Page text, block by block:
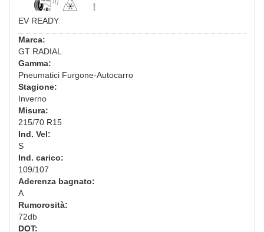
EV READY
Marca:
GT RADIAL
Gamma:
Pneumatici Furgone-Autocarro
Stagione:
Inverno
Misura:
215/70 R15
Ind. Vel:
S
Ind. carico:
109/107
Aderenza bagnato:
A
Rumorosità:
72db
DOT: